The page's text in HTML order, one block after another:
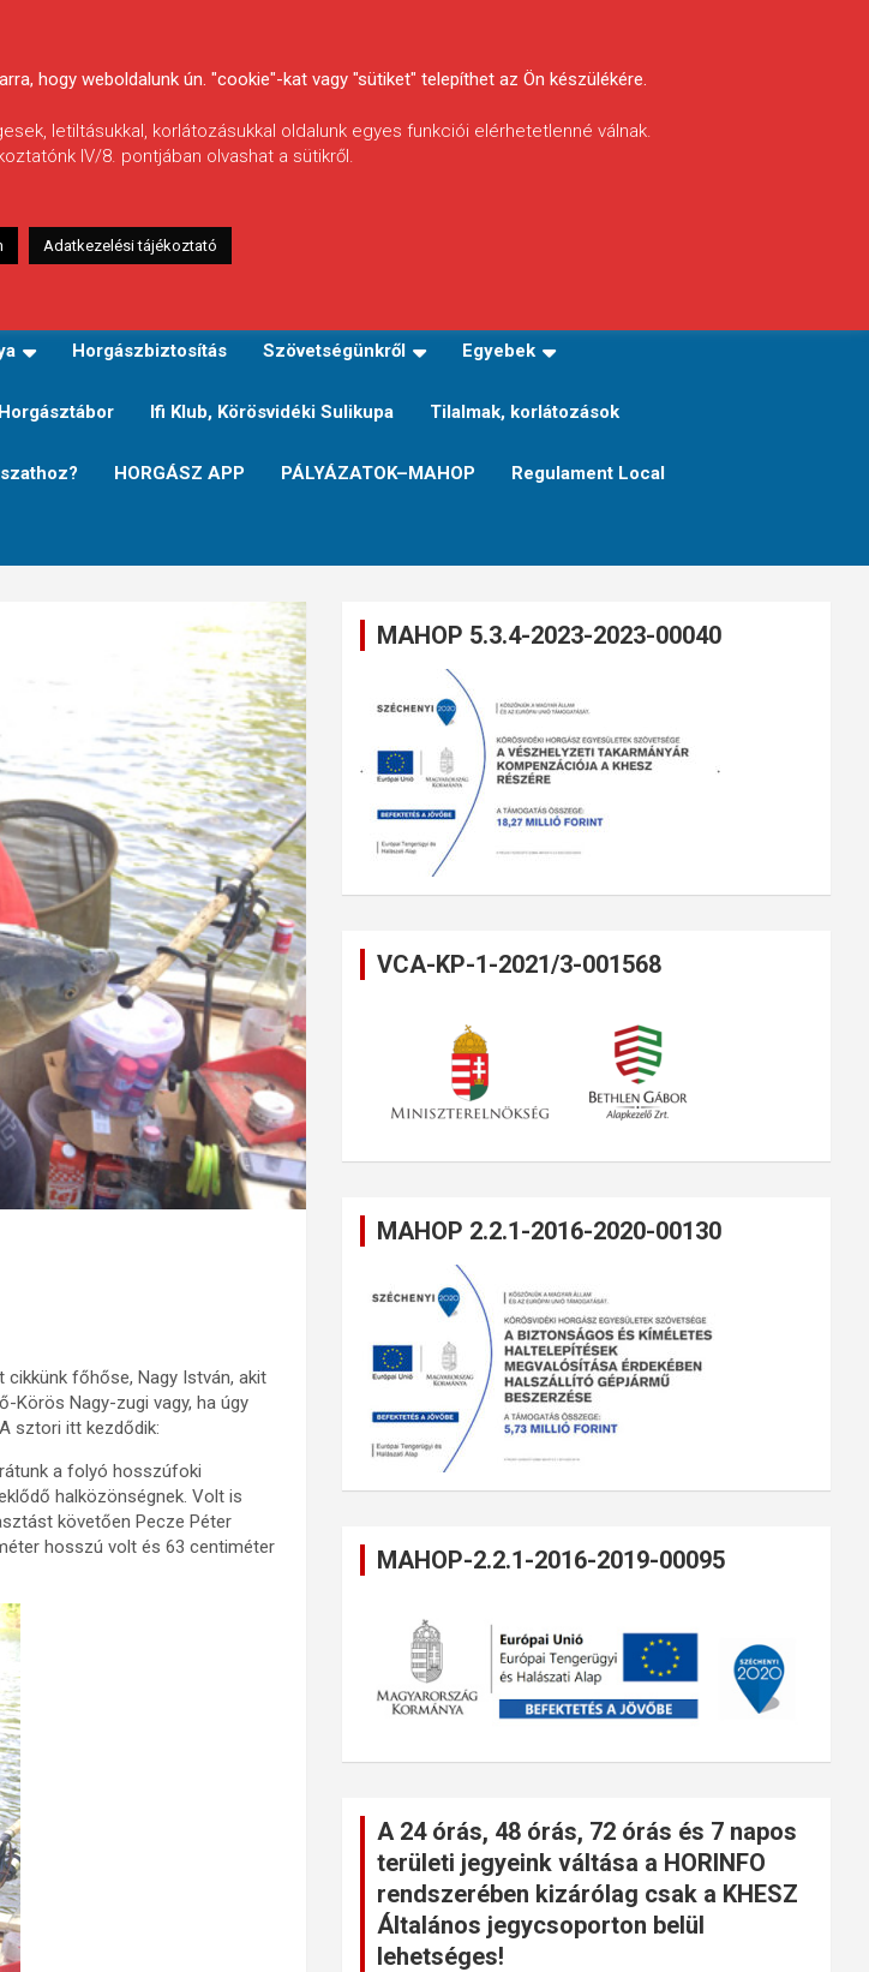
Horgászbiztosítás Szövetségünkről Egyebek
Horgásztábor Ifi Klub, Körösvidéki Sulikupa Tilalmak, korlátozások
HORGÁSZ APP PÁLYÁZATOK–MAHOP Regulament Local
főhőse, Nagy István, akit
Körös Nagy-zugi vagy, ha úgy
sztori itt kezdődik:
a folyó hosszúfoki
halközönségnek. Volt is
követően Pecze Péter
hosszú volt és 63 centiméter
MAHOP 5.3.4-2023-2023-00040
VCA-KP-1-2021/3-001568
MAHOP 2.2.1-2016-2020-00130
MAHOP-2.2.1-2016-2019-00095
A 24 órás, 48 órás, 72 órás és 7 napos
területi jegyeink váltása a HORINFO
rendszerében kizárólag csak a KHESZ
Általános jegycsoporton belül
lehetséges!
hogy weboldalunk ún. "cookie"-kat vagy "sütiket" telepíthet az Ön készülékére.
letiltásukkal, korlátozásukkal oldalunk egyes funkciói elérhetetlenné válnak.
IV/8. pontjában olvashat a sütikről.
Adatkezelési tájékoztató